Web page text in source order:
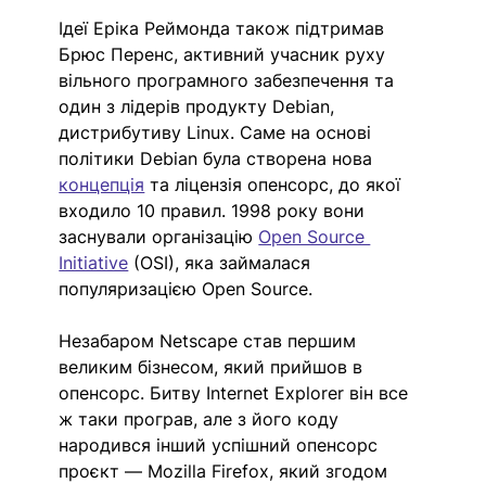
Ідеї Еріка Реймонда також підтримав
Брюс Перенс, активний учасник руху
вільного програмного забезпечення та
один з лідерів продукту Debian,
дистрибутиву Linux. Саме на основі
політики Debian була створена нова
концепція та ліцензія опенсорс, до якої
входило 10 правил. 1998 року вони
заснували організацію Open Source
Initiative (OSI), яка займалася
популяризацією Open Source.
Незабаром Netscape став першим
великим бізнесом, який прийшов в
опенсорс. Битву Internet Explorer він все
ж таки програв, але з його коду
народився інший успішний опенсорс
проєкт — Mozilla Firefox, який згодом